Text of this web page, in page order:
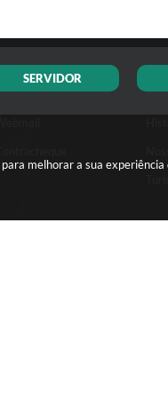
melhorar a sua
SERVIDOR